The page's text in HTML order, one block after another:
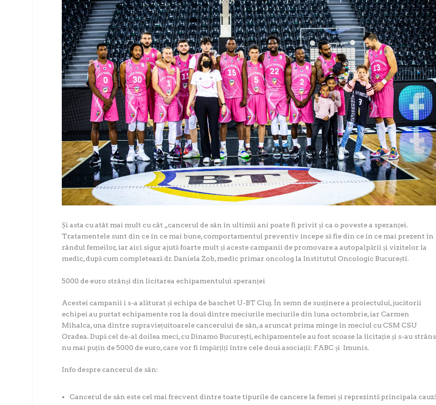
Și asta cu atât mai mult cu cât „cancerul de sân în ultimii ani poate fi privit și ca o poveste a speranței.
Tratamentele sunt din ce în ce mai bune, comportamentul preventiv începe să fie din ce în ce mai prezent în
rândul femeilor, iar aici sigur ajută foarte mult și aceste campanii de promovare a autopalpării și vizitelor la
medic,după cum completează dr. Daniela Zob, medic primar oncolog la Institutul Oncologic București.
5000 de euro strânși din licitarea echipamentului speranței
Acestei campanii i s-a alăturat și echipa de baschet U-BT Cluj. În semn de susținere a proiectului, jucătorii
echipei au purtat echipamente roz la două dintre meciurile meciurile din luna octombrie, iar Carmen
Mihalca, una dintre supraviețuitoarele cancerului de sân, a aruncat prima minge în meciul cu CSM CSU
Oradea. După cel de-al doilea meci, cu Dinamo București, echipamentele au fost scoase la licitație și s-au strâns
nu mai puțin de 5000 de euro, care vor fi împărțiți între cele două asociații: FABC și Imunis.
Info despre cancerul de sân:
Cancerul de sân este cel mai frecvent dintre toate tipurile de cancere la femei și reprezintă principala